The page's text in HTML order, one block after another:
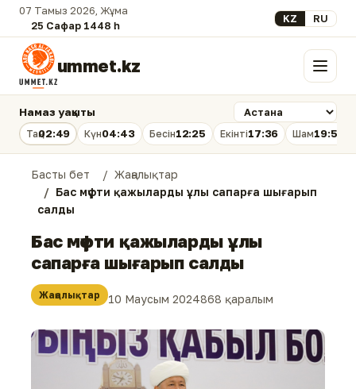
07 Тамыз 2026, Жұма
25 Сафар 1448 һ.
Select your
KZ RU
ummet.kz Мәзір
Намаз уақыты
Таң02:49 Күн04:43 Бесін12:25 Екінті17:36 Шам19:56
Басты бет
Жаңалықтар
Бас мүфти қажыларды ұлы сапарға шығарып
салды
Бас мүфти қажыларды ұлы
сапарға шығарып салды
Жаңалықтар 10 Маусым 2024868 қаралым